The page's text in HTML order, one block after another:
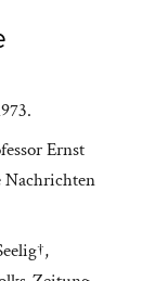
Ernst
Nachrichten